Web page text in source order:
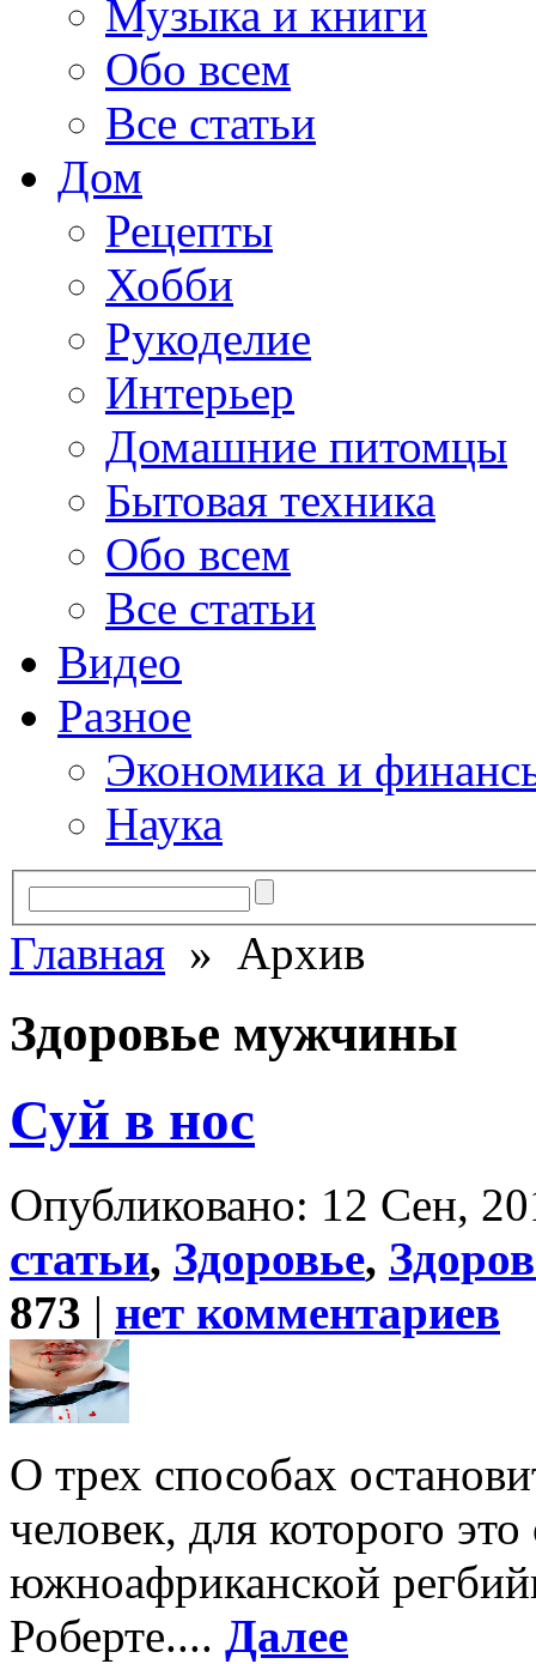
Музыка и книги
Обо всем
Все статьи
Дом
Рецепты
Хобби
Рукоделие
Интерьер
Домашние питомцы
Бытовая техника
Обо всем
Все статьи
Видео
Разное
Экономика и
Наука
Главная » Архив
Здоровье мужчины
Суй в нос
Опубликовано: 12 Сен,
статьи, Здоровье,
873 | нет комментариев
О трех способах
человек, для которого
южноафриканской
Роберте.... Далее